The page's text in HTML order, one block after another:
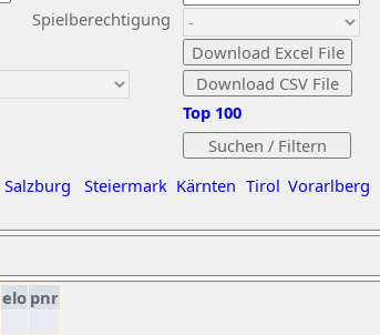
Spielberechtigung
Salzburg Steiermark Kärnten Tirol Vorarlberg
Top 100
elo pnr